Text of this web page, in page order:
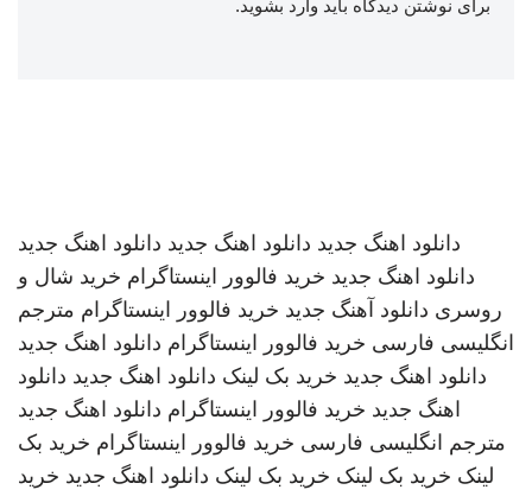
برای نوشتن دیدگاه باید وارد بشوید.
دانلود اهنگ جدید دانلود اهنگ جدید دانلود اهنگ جدید
دانلود اهنگ جدید خرید فالوور اینستاگرام خرید شال و
روسری دانلود آهنگ جدید خرید فالوور اینستاگرام مترجم
انگلیسی فارسی خرید فالوور اینستاگرام دانلود اهنگ جدید
دانلود اهنگ جدید خرید بک لینک دانلود اهنگ جدید دانلود
اهنگ جدید خرید فالوور اینستاگرام دانلود اهنگ جدید
مترجم انگلیسی فارسی خرید فالوور اینستاگرام خرید بک
لینک خرید بک لینک خرید بک لینک دانلود اهنگ جدید خرید